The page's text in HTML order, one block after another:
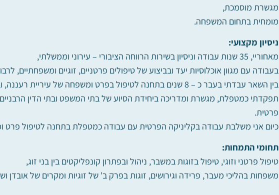
מגשרת מוסמכת,
מומחית בתחום המשפחה.
ניסיון מקצועי:
מאחוריי, 35 שנות עבודה וניסיון בשירות הרווחה הציבורי – עירוני וממשלתי,
בעבודה עם מגוון אוכלוסיות יעד ובביצוע של טיפולים פרטניים, זוגיים ומשפחתיים,
בין השאר עבדתי בעבר כ – 8 שנים בתחנה לטיפול בפרט ומשפחה של עיריית רעננה, וב – 15 השנים האחרונות,
תפקדתי כמטפלת, מגשרת ומדריכה ביחידת הסיוע של בתי המשפט ובתי הדין
פרטית.
כיום אני משלבת עבודה בקליניקה הפרטית עם עבודה כמטפלת בתחנה לטיפול פרט
תחומי התמחות:
טיפול פרטני וזוגי, טיפול בזוגות במשבר, ניהול ובפתרון קונפליקטים בין בני זוג,
משפחות בהליכי מעבר, פרידה וגירושים, זוגות בפרק ב' של זוגיות ומקרים של אובדן